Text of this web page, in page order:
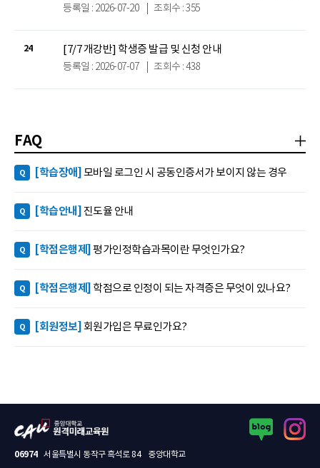
등록일 : 2026-07-20 조회수 : 355
24 [7/7 개강반] 학생증 발급 및 신청 안내
등록일 : 2026-07-07 조회수 : 438
FAQ 자
Q [학습장애] 모바일 로그인 시 공동인증서가 보이지 않는 경우
Q [학습안내] 진도율 안내
Q [학점은행제] 평가인정학습과목이란 무엇인가요?
Q [학점은행제] 학점으로 인정이 되는 자격증은 무엇이 있나요?
Q [회원정보] 회원가입은 무료인가요?
중앙대학교 원격미래교육원 로고
06974 서울특별시 동작구 흑석로 84 중앙대학교